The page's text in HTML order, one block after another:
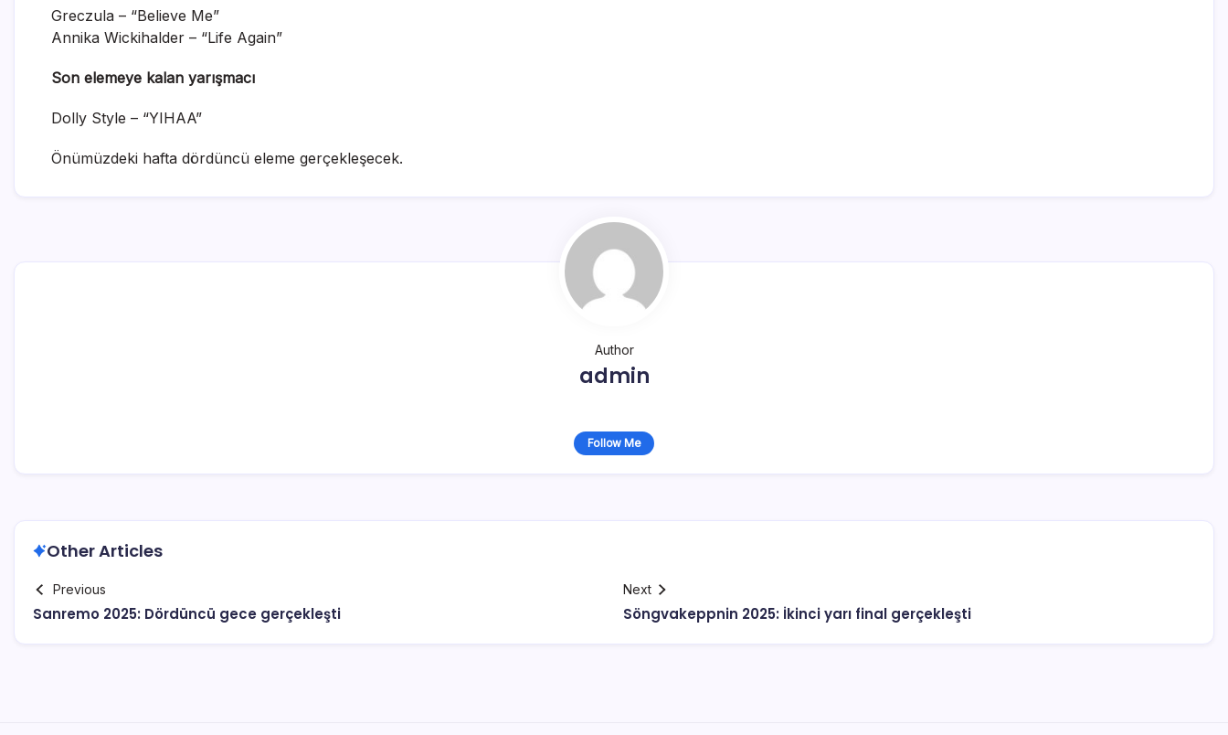
Greczula – “Believe Me”
Annika Wickihalder – “Life Again”
Son elemeye kalan yarışmacı
Dolly Style – “YIHAA”
Önümüzdeki hafta dördüncü eleme gerçekleşecek.
Author
admin
Follow Me
Other Articles
Previous
Sanremo 2025: Dördüncü gece gerçekleşti
Next
Söngvakeppnin 2025: İkinci yarı final gerçekleşti